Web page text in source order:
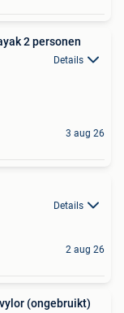
2 personen
Details
3 aug 26
Details
2 aug 26
(ongebruikt)